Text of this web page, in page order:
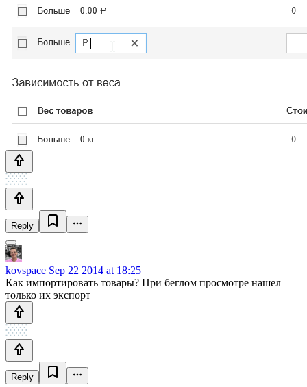
Reply
kovspace Sep 22 2014 at 18:25
Как импортировать товары? При беглом просмотре нашел
только их экспорт
Reply